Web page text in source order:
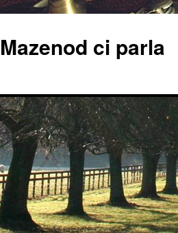
ci parla